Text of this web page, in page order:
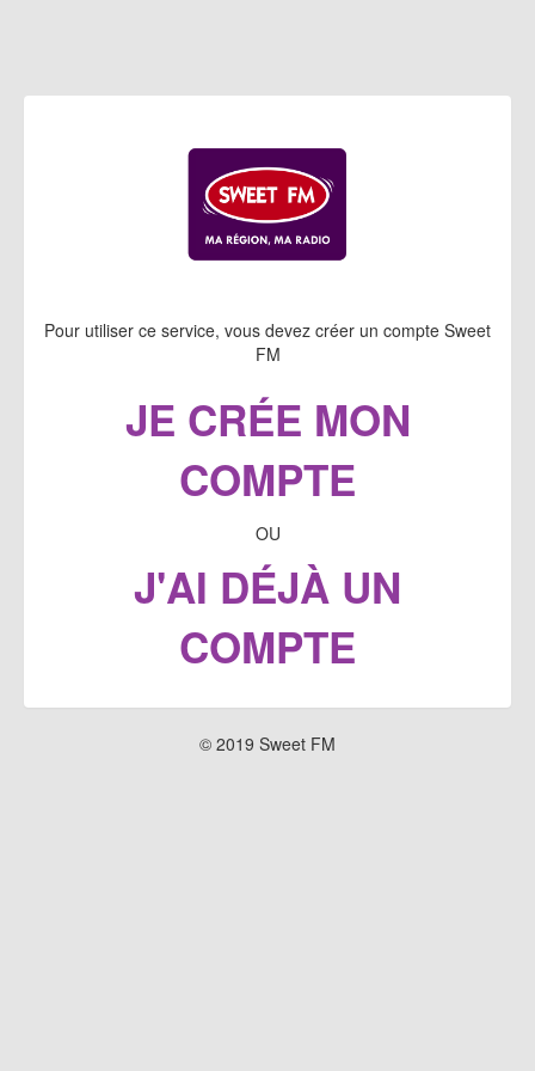
Pour utiliser ce service, vous devez créer un compte Sweet
FM
JE CRÉE MON
COMPTE
OU
J'AI DÉJÀ UN
COMPTE
© 2019 Sweet FM